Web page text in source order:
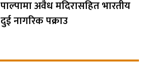
पाल्पामा अवैध मदिरासहित भारतीय
दुई नागरिक पक्राउ